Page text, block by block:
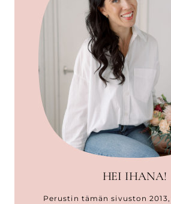
HEI IHANA!
Perustin tämän sivuston